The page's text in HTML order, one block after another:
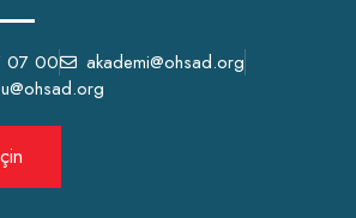
07 00
akademi@ohsad.org